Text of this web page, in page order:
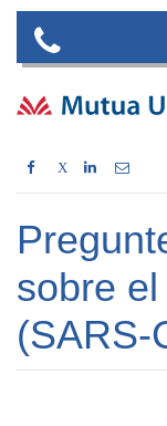
X
sobre
(SARS-